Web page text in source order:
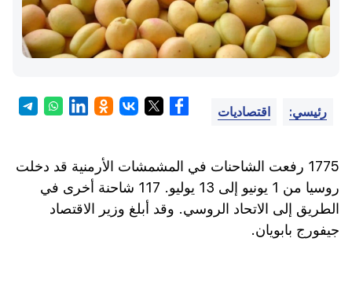
رئيسي: اقتصاديات
1775 رفعت الشاحنات في المشمشات الأرمنية قد دخلت
روسيا من 1 يونيو إلى 13 يوليو. 117 شاحنة أخرى في
الطريق إلى الاتحاد الروسي. وقد أبلغ وزير الاقتصاد
جيفورج بابويان.